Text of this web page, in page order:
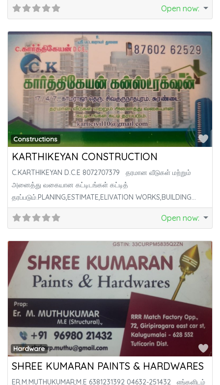
Open now:
Constructions
KARTHIKEYAN CONSTRUCTION
C.KARTHIKEYAN D.C.E 8072707379 தரமான வீடுகள் மற்றும்
அனைத்து வகையான கட்டிடங்கள் கட்டித்
தரப்படும்.PLANING,ESTIMATE,ELIVATION WORKS,BUILDING
CONTACT WORK. YEAR OF ESTABLISHMENT:-19 YEARS
Open now:
Hardware
SHREE KUMARAN PAINTS & HARDWARES
ER.M.MUTHUKUMAR;M.E 6381231392 04632-251432 எங்களிடம்